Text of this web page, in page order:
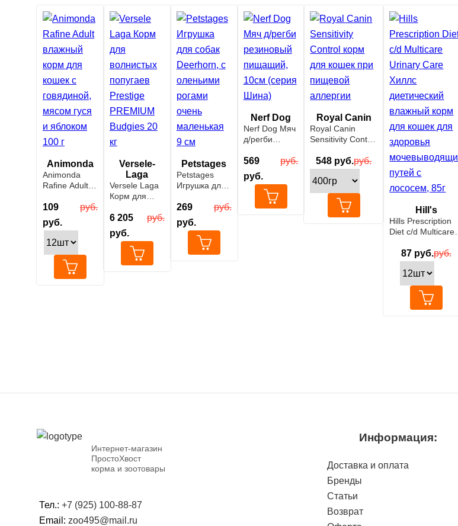
Animonda
Animonda
Rafine Adult
корм для
кошек с
говядиной,
мясом гуся и
109
руб.
руб.
Versele-
Laga
Versele Laga
Корм для
попугаев
Prestige
PREMIUM
Budgies 20 кг
6 205
руб.
руб.
Petstages
Petstages
Игрушка для
Deerhorn, с
оленьими
рогами очень
маленькая 9
269
руб.
руб.
Nerf Dog
Nerf Dog Мяч
д/регби
пищащий,
10см (серия
Шина)
569
руб.
руб.
Royal Canin
Royal Canin
Sensitivity Control
при пищевой
аллергии
548 руб.руб.
Hill's
Hills Prescription
Diet c/d Multicare
Хиллс
диетический
влажный корм для
кошек для
здоровья
мочевыводящих
87руб.руб.
Интернет-магазин
ПростоХвост
корма и зоотовары
Тел.: +7 (925) 100-88-87
Email: zoo495@mail.ru
Информация:
Доставка и оплата
Бренды
Статьи
Возврат